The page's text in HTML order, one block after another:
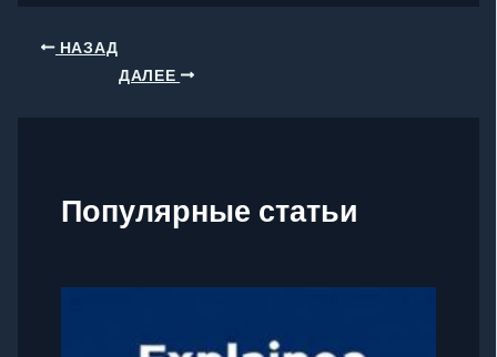
НАЗАД
ДАЛЕЕ
Популярные статьи